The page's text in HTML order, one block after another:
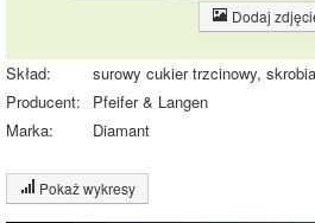
Dodaj
Skład:
surowy cukier trzcinowy,
Producent:
Pfeifer & Langen
Marka:
Diamant
Pokaż wykresy